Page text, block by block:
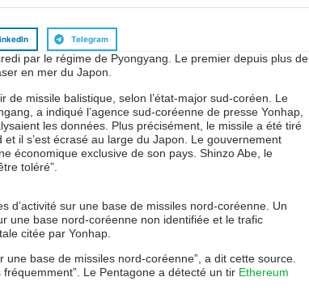
Telegram
par le régime de Pyongyang. Le premier depuis plus de
en mer du Japon.
missile balistique, selon l’état-major sud-coréen. Le
a indiqué l’agence sud-coréenne de presse Yonhap,
les données. Plus précisément, le missile a été tiré
il s’est écrasé au large du Japon. Le gouvernement
économique exclusive de son pays. Shinzo Abe, le
toléré”.
d’activité sur une base de missiles nord-coréenne. Un
une base nord-coréenne non identifiée et le trafic
citée par Yonhap.
base de missiles nord-coréenne”, a dit cette source.
Le Pentagone a détecté un tir Ethereum